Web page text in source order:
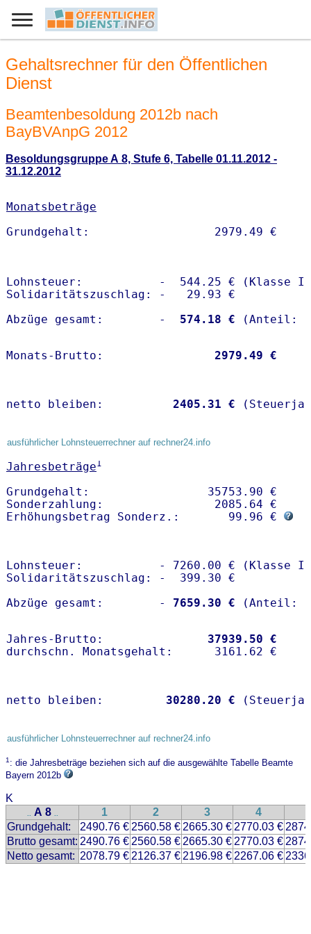
Gehaltsrechner für den Öffentlichen
Dienst
Beamtenbesoldung 2012b nach
BayBVAnpG 2012
Besoldungsgruppe A 8, Stufe 6, Tabelle 01.11.2012 -
31.12.2012
Monatsbeträge
Lohnsteuer:           -  544.25 € (Klasse I)
Solidaritätszuschlag: -   29.93 €
Abzüge gesamt:        -
  574.18 €
Monats-Brutto: 2979.49 €
netto bleiben: 2405.31 €
ausführlicher Lohnsteuerrechner auf rechner24.info
Jahresbeträge1
Grundgehalt:                 35753.90 €
Sonderzahlung:                2085.64 €
Erhöhungsbetrag Sonderz.:       99.96 €
Lohnsteuer:           - 7260.00 € (Klasse I)
Solidaritätszuschlag: -  399.30 €
Abzüge gesamt:        -
7659.30 €
Jahres-Brutto: 37939.50 €
netto bleiben: 30280.20 €
ausführlicher Lohnsteuerrechner auf rechner24.info
1: die Jahresbeträge beziehen sich auf die ausgewählte Tabelle Beamte
Bayern 2012b
K
.. A 8 .. 1 2 3 4
Grundgehalt:
2490.76 € 2560.58 € 2665.30 € 2770.03 €
Brutto gesamt: 2490.76 € 2560.58 € 2665.30 € 2770.03 €
Netto gesamt: 2078.79 € 2126.37 € 2196.98 € 2267.06 €